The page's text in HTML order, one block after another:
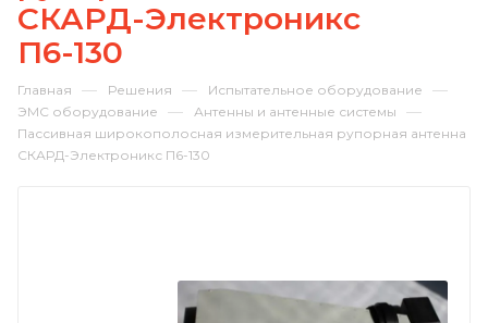
СКАРД-Электроникс
П6-130
Главная — Решения — Испытательное оборудование —
ЭМС оборудование — Антенны и антенные системы —
Пассивная широкополосная измерительная рупорная антенна
СКАРД-Электроникс П6-130